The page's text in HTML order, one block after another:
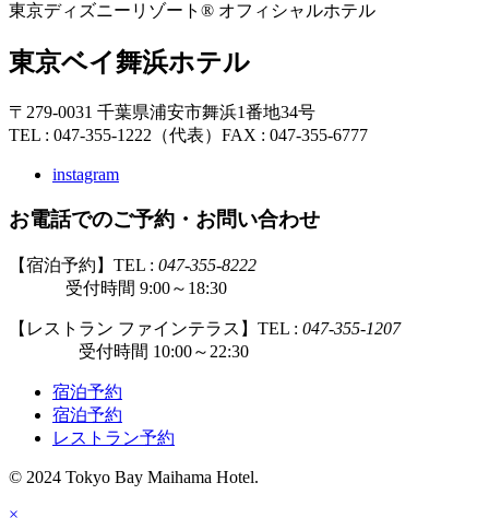
東京ディズニーリゾート® オフィシャルホテル
東京ベイ舞浜ホテル
〒279-0031 千葉県浦安市舞浜1番地34号
TEL : 047-355-1222（代表） FAX : 047-355-6777
instagram
お電話でのご予約・お問い合わせ
【宿泊予約】TEL : 047-355-8222
受付時間 9:00～18:30
【レストラン ファインテラス】TEL : 047-355-1207
受付時間 10:00～22:30
宿泊予約
宿泊予約
レストラン予約
© 2024 Tokyo Bay Maihama Hotel.
×